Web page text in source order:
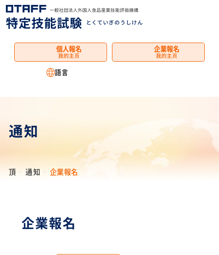
個人報名
我的主頁
企業報名
我的主頁
語言
通知
頂 通知 企業報名
企業報名